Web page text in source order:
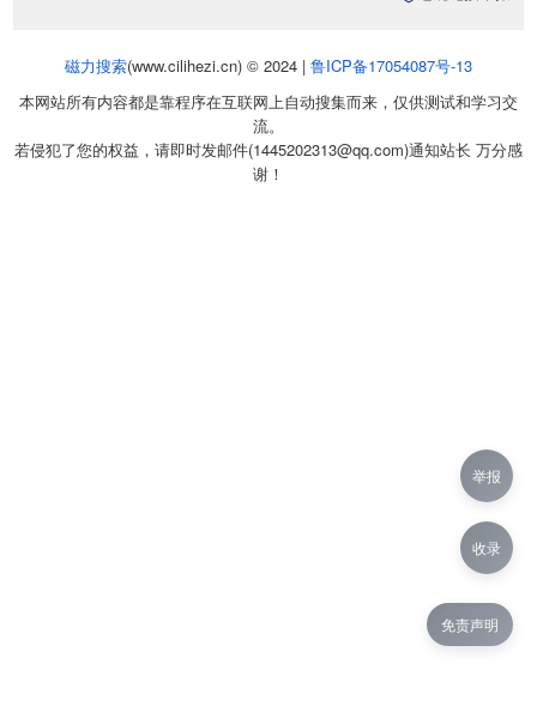
磁力搜索(www.cilihezi.cn) © 2024 | 鲁ICP备17054087号-13
本网站所有内容都是靠程序在互联网上自动搜集而来，仅供测试和学习交
流。
若侵犯了您的权益，请即时发邮件(1445202313@qq.com)通知站长 万分感
谢！
免责声明
举报
收录